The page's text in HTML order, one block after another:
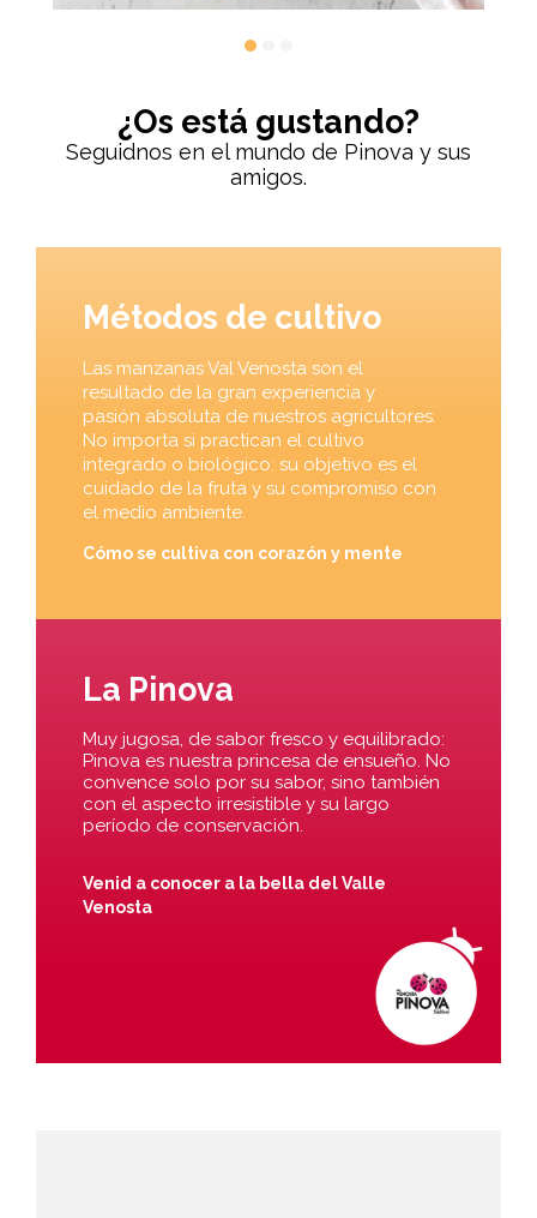
¿Os está gustando?
Seguidnos en el mundo de Pinova y sus
amigos.
Métodos de cultivo
Las manzanas Val Venosta son el
resultado de la gran experiencia y
pasión absoluta de nuestros agricultores.
No importa si practican el cultivo
integrado o biológico: su objetivo es el
cuidado de la fruta y su compromiso con
el medio ambiente.
Cómo se cultiva con corazón y mente
La Pinova
Muy jugosa, de sabor fresco y equilibrado:
Pinova es nuestra princesa de ensueño. No
convence solo por su sabor, sino también
con el aspecto irresistible y su largo
período de conservación.
Venid a conocer a la bella del Valle
Venosta